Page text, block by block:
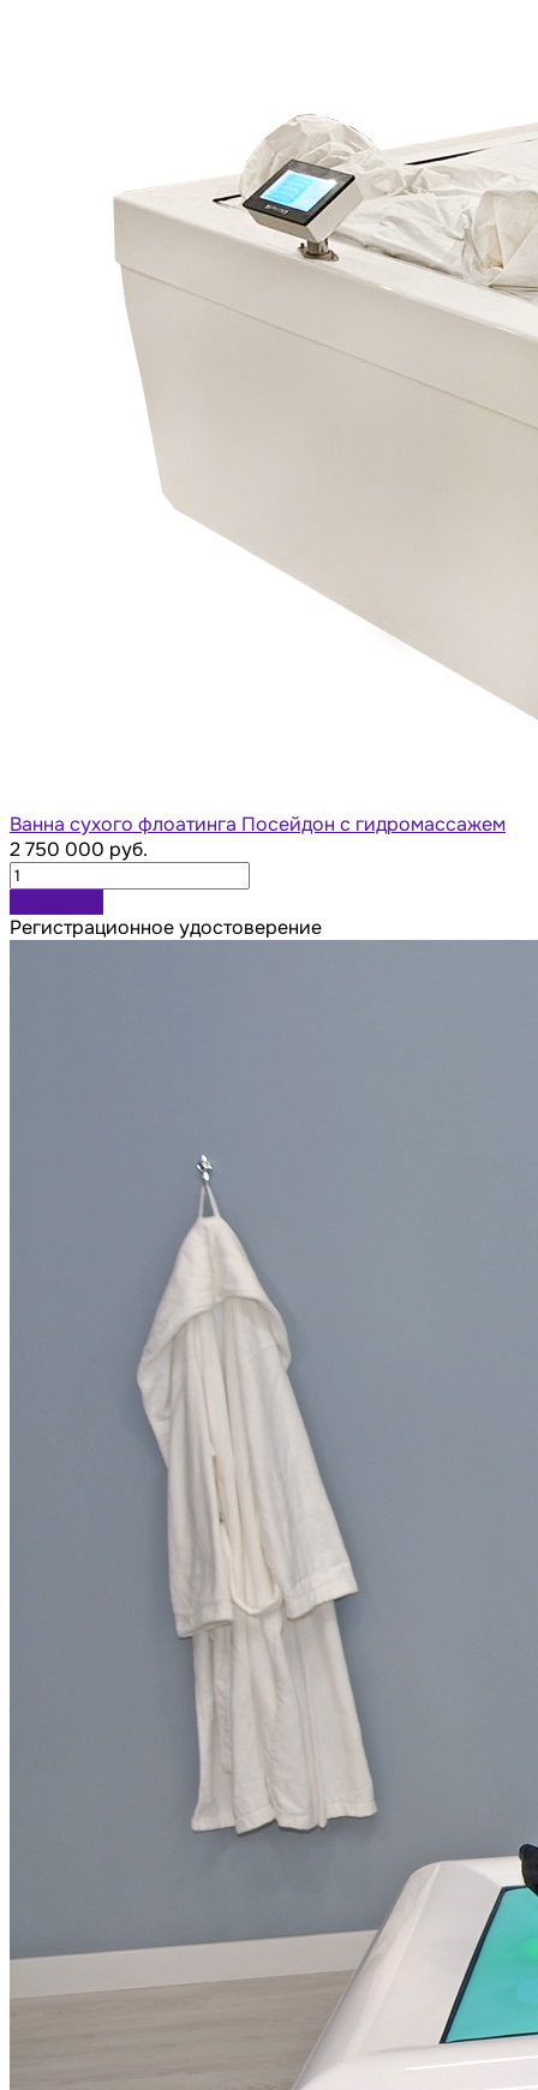
Ванна сухого флоатинга Посейдон с гидромассажем
2 750 000 руб.
Регистрационное удостоверение